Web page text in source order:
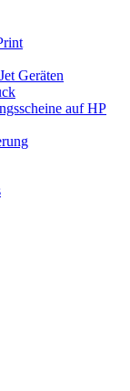
Geräten
auf HP